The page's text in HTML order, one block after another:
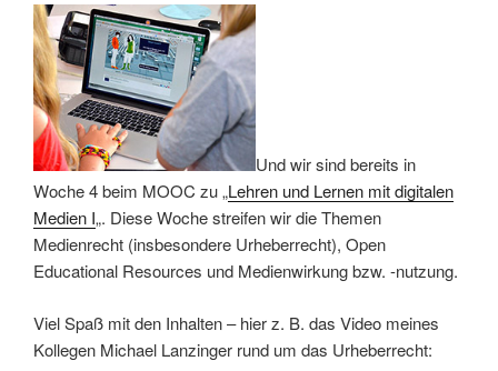
Und wir sind bereits in
Woche 4 beim MOOC zu „Lehren und Lernen mit digitalen
Medien I„. Diese Woche streifen wir die Themen
Medienrecht (insbesondere Urheberrecht), Open
Educational Resources und Medienwirkung bzw. -nutzung.
Viel Spaß mit den Inhalten – hier z. B. das Video meines
Kollegen Michael Lanzinger rund um das Urheberrecht: